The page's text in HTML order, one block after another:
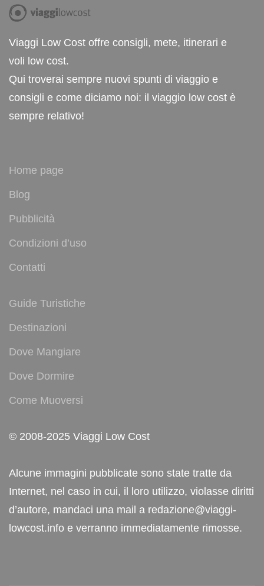
Viaggi Low Cost offre consigli, mete, itinerari e
voli low cost.
Qui troverai sempre nuovi spunti di viaggio e
consigli e come diciamo noi: il viaggio low cost è
sempre relativo!
Home page
Blog
Pubblicità
Condizioni d’uso
Contatti
Guide Turistiche
Destinazioni
Dove Mangiare
Dove Dormire
Come Muoversi
© 2008-2025 Viaggi Low Cost
Alcune immagini pubblicate sono state tratte da
Internet, nel caso in cui, il loro utilizzo, violasse diritti
d’autore, mandaci una mail a redazione@viaggi-
lowcost.info e verranno immediatamente rimosse.